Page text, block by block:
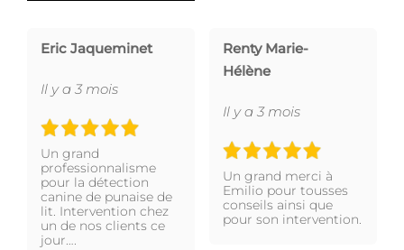
Eric Jaqueminet
Il y a 3 mois
Un grand
professionnalisme
pour la détection
canine de punaise de
lit. Intervention chez
un de nos clients ce
jour….
Renty Marie-
Hélène
Il y a 3 mois
Un grand merci à
Emilio pour tousses
conseils ainsi que
pour son intervention.